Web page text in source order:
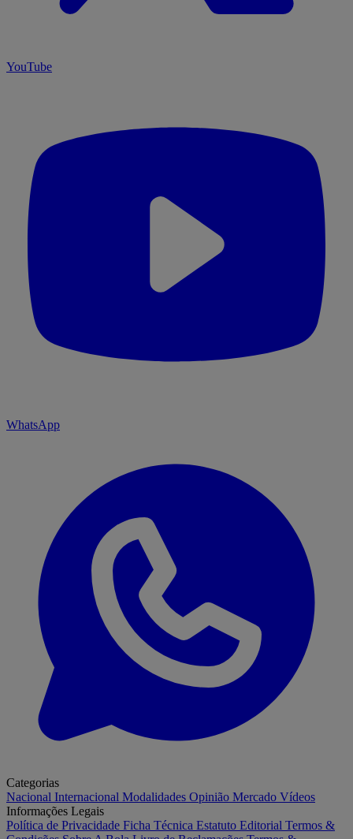
YouTube
WhatsApp
Categorias
Nacional Internacional Modalidades Opinião Mercado Vídeos
Informações Legais
Política de Privacidade Ficha Técnica Estatuto Editorial Termos &